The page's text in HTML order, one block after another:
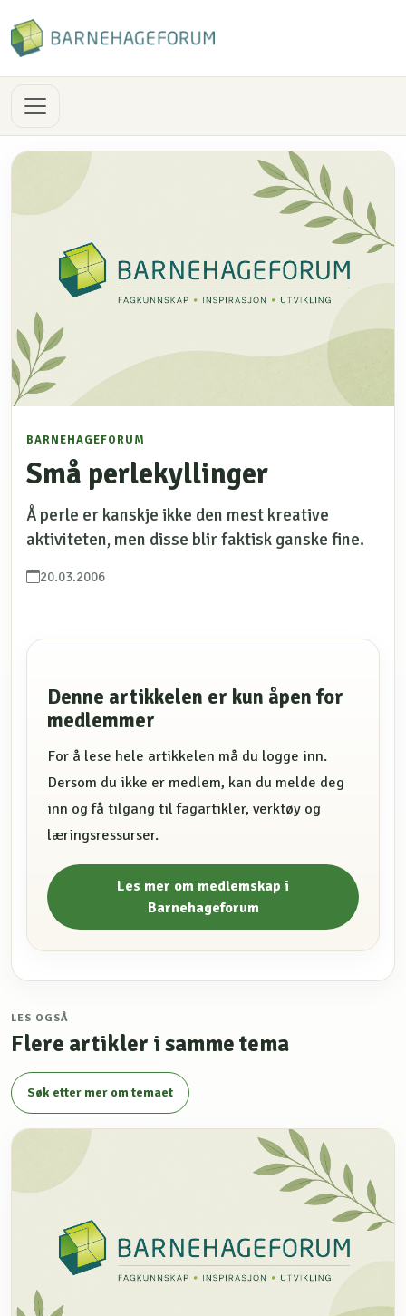
BARNEHAGEFORUM
Små perlekyllinger
Å perle er kanskje ikke den mest kreative
aktiviteten, men disse blir faktisk ganske fine.
20.03.2006
Denne artikkelen er kun åpen for
medlemmer
For å lese hele artikkelen må du logge inn.
Dersom du ikke er medlem, kan du melde deg
inn og få tilgang til fagartikler, verktøy og
læringsressurser.
Les mer om medlemskap i
Barnehageforum
LES OGSÅ
Flere artikler i samme tema
Søk etter mer om temaet